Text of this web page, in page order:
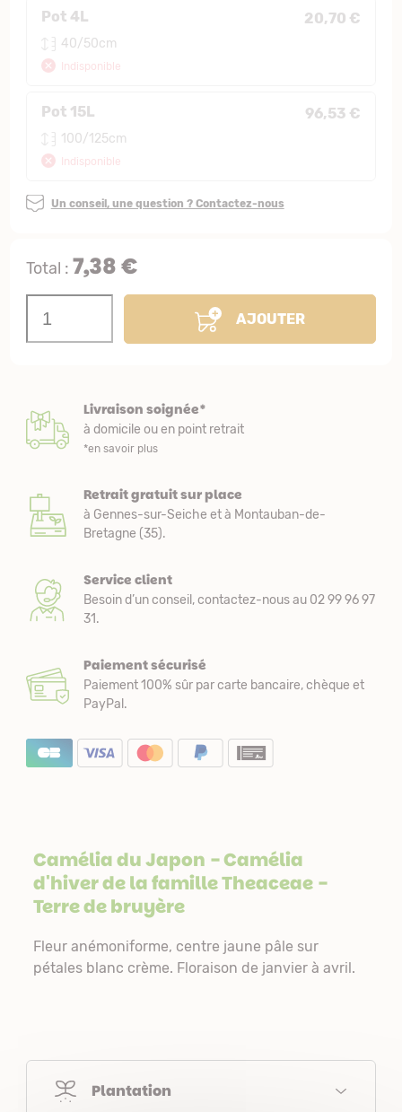
Pot 4L 20,70 €
40/50cm
Indisponible
Pot 15L 96,53 €
100/125cm
Indisponible
Un conseil, une question ? Contactez-nous
Total : 7,38 €
AJOUTER
Livraison soignée*
à domicile ou en point retrait
*en savoir plus
Retrait gratuit sur place
à Gennes-sur-Seiche et à Montauban-de-
Bretagne (35).
Service client
Besoin d’un conseil, contactez-nous au 02 99 96 97
31.
Paiement sécurisé
Paiement 100% sûr par carte bancaire, chèque et
PayPal.
Camélia du Japon - Camélia
d'hiver de la familleTheaceae-
Terre de bruyère
Fleur anémoniforme, centre jaune pâle sur
pétales blanc crème. Floraison de janvier à avril.
Plantation